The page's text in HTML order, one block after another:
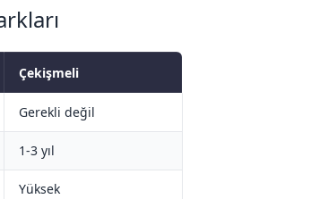
Çekişmeli
Gerekli değil
1-3 yıl
Yüksek